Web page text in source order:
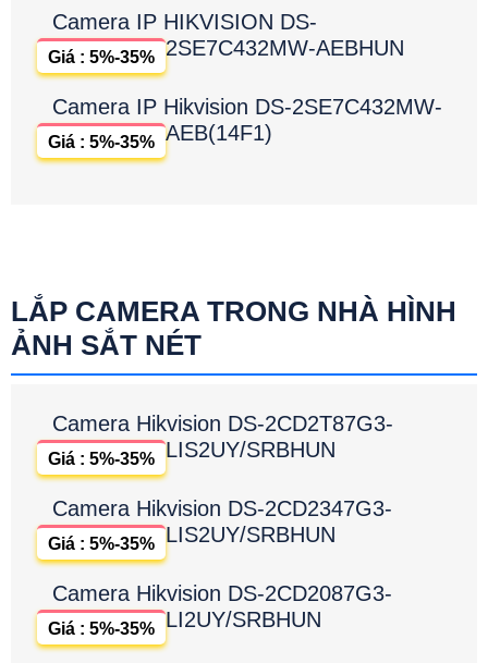
Camera IP HIKVISION DS-
2SE7C432MW-AEBHUN
Giá : 5%-35%
Camera IP Hikvision DS-2SE7C432MW-
AEB(14F1)
Giá : 5%-35%
LẮP CAMERA TRONG NHÀ HÌNH
ẢNH SẮT NÉT
Camera Hikvision DS-2CD2T87G3-
LIS2UY/SRBHUN
Giá : 5%-35%
Camera Hikvision DS-2CD2347G3-
LIS2UY/SRBHUN
Giá : 5%-35%
Camera Hikvision DS-2CD2087G3-
LI2UY/SRBHUN
Giá : 5%-35%